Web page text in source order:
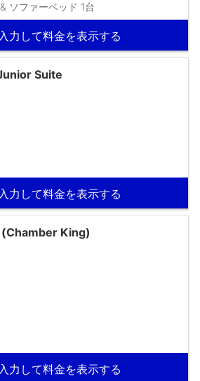
ソファーベッド 1台
力して料金を表示する
Suite
力して料金を表示する
(Chamber King)
力して料金を表示する